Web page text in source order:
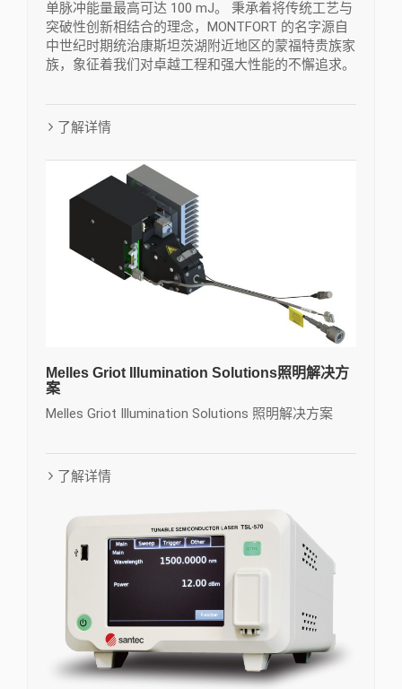
单脉冲能量最高可达 100 mJ。 秉承着将传统工艺与
突破性创新相结合的理念，MONTFORT 的名字源自
中世纪时期统治康斯坦茨湖附近地区的蒙福特贵族家
族，象征着我们对卓越工程和强大性能的不懈追求。
了解详情
Melles Griot Illumination Solutions照明解决方
案
Melles Griot Illumination Solutions 照明解决方案
了解详情